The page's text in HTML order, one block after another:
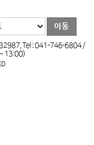
: 32987, Tel : 041-746-6804 /
13:00)